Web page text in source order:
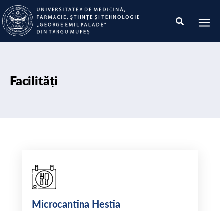
Facilități
Microcantina Hestia